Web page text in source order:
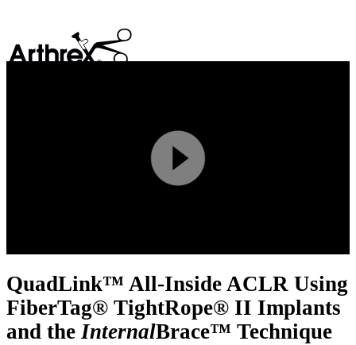
Play
Video
QuadLink™ All-Inside ACLR Using
FiberTag® TightRope® II Implants
and theInternalBrace™ Technique